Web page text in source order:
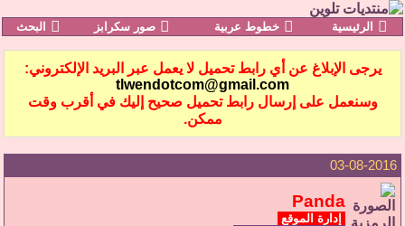
الرئيسية خطوط عربية صور سكرابز البحث
يرجى الإبلاغ عن أي رابط تحميل لا يعمل عبر البريد الإلكتروني:
tlwendotcom@gmail.com
وسنعمل على إرسال رابط تحميل صحيح إليك في أقرب وقت
ممكن.
03-08-2016
Panda
إدارة الموقع